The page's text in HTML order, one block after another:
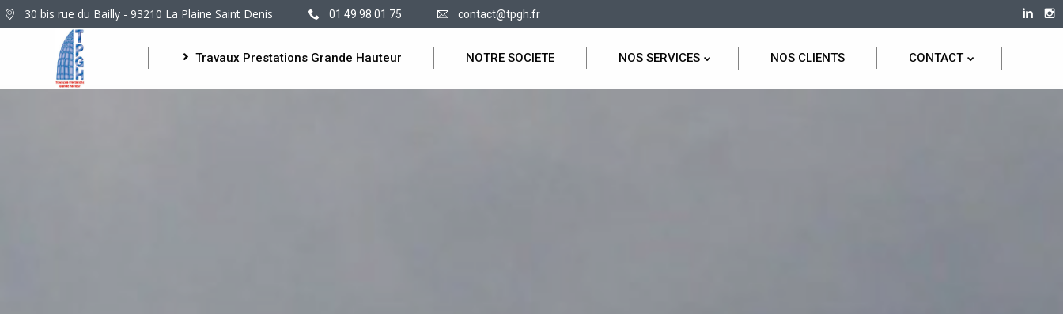
30 bis rue du Bailly - 93210 La Plaine Saint Denis 01 49 98 01 75 contact@tpgh.fr
Travaux Prestations Grande Hauteur NOTRE SOCIETE NOS SERVICES NOS CLIENTS CONTACT